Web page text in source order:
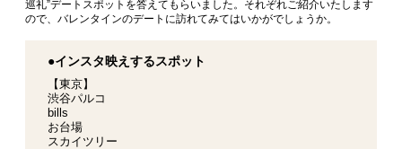
巡礼”デートスポットを答えてもらいました。それぞれご紹介いたします
ので、バレンタインのデートに訪れてみてはいかがでしょうか。
●インスタ映えするスポット
【東京】
渋谷パルコ
bills
お台場
スカイツリー